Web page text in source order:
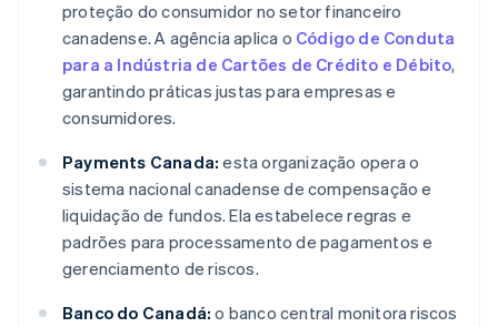
proteção do consumidor no setor financeiro
canadense. A agência aplica o Código de Conduta
para a Indústria de Cartões de Crédito e Débito,
garantindo práticas justas para empresas e
consumidores.
Payments Canada: esta organização opera o
sistema nacional canadense de compensação e
liquidação de fundos. Ela estabelece regras e
padrões para processamento de pagamentos e
gerenciamento de riscos.
Banco do Canadá: o banco central monitora riscos